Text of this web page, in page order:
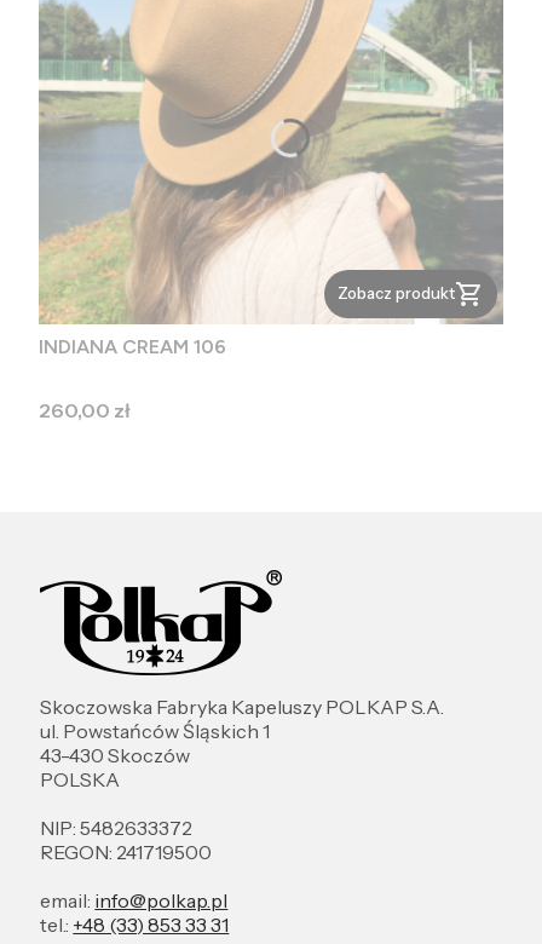
Zobacz produkt
INDIANA CREAM 106
Cena
260,00 zł
Skoczowska Fabryka Kapeluszy POLKAP S.A.
ul. Powstańców Śląskich 1
43-430 Skoczów
POLSKA
NIP: 5482633372
REGON: 241719500
email: info@polkap.pl
tel.: +48 (33) 853 33 31